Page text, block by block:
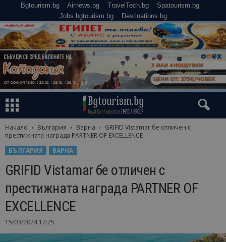
Bgtourism.bg Airnews.bg TravelTech.bg
Spatourism.bg
Jobs.bgtourism.bg
Destinations.bg
Начало България Варна
GRIFID Vistamar бе отличен с
престижната награда PARTNER OF EXCELLENCE
БЪЛГАРИЯ
ВАРНА
GRIFID Vistamar бе отличен с
престижната награда PARTNER OF
EXCELLENCE
15/03/2024 17:25